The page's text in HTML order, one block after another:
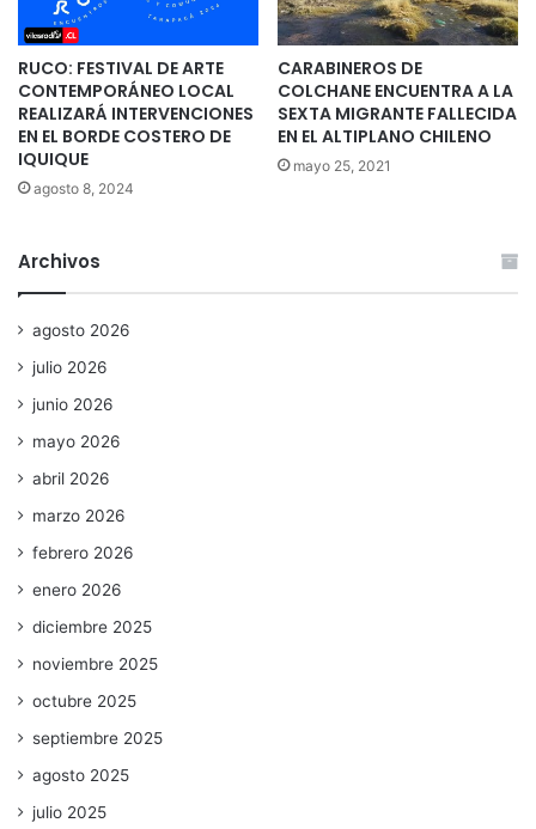
RUCO: FESTIVAL DE ARTE
CONTEMPORÁNEO LOCAL
REALIZARÁ INTERVENCIONES
EN EL BORDE COSTERO DE
IQUIQUE
agosto 8, 2024
CARABINEROS DE
COLCHANE ENCUENTRA A LA
SEXTA MIGRANTE FALLECIDA
EN EL ALTIPLANO CHILENO
mayo 25, 2021
Archivos
agosto 2026
julio 2026
junio 2026
mayo 2026
abril 2026
marzo 2026
febrero 2026
enero 2026
diciembre 2025
noviembre 2025
octubre 2025
septiembre 2025
agosto 2025
julio 2025